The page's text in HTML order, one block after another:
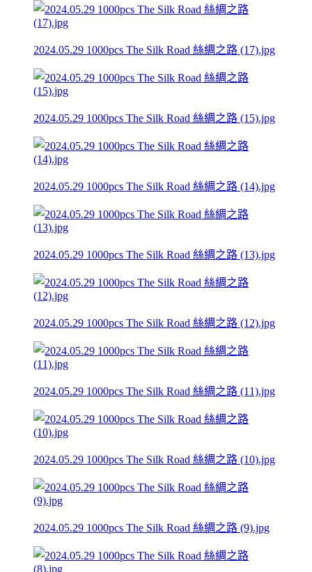
2024.05.29 1000pcs The Silk Road 絲綢之路 (17).jpg
2024.05.29 1000pcs The Silk Road 絲綢之路 (15).jpg
2024.05.29 1000pcs The Silk Road 絲綢之路 (14).jpg
2024.05.29 1000pcs The Silk Road 絲綢之路 (13).jpg
2024.05.29 1000pcs The Silk Road 絲綢之路 (12).jpg
2024.05.29 1000pcs The Silk Road 絲綢之路 (11).jpg
2024.05.29 1000pcs The Silk Road 絲綢之路 (10).jpg
2024.05.29 1000pcs The Silk Road 絲綢之路 (9).jpg